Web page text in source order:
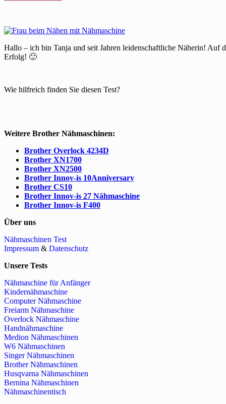
Hallo – ich bin Tanja und seit Jahren leidenschaftliche Näherin! Auf
Erfolg! 🙂
Wie hilfreich finden Sie diesen Test?
Weitere Brother Nähmaschinen:
Brother Overlock 4234D
Brother XN1700
Brother XN2500
Brother Innov-is 10Anniversary
Brother CS10
Brother Innov-is 27 Nähmaschine
Brother Innov-is F400
Über uns
Nähmaschinen Test
Impressum & Datenschutz
Unsere Tests
Nähmaschine für Anfänger
Kindernähmaschine
Computer Nähmaschine
Freiarm Nähmaschine
Overlock Nähmaschine
Handnähmaschine
Medion Nähmaschinen
W6 Nähmaschinen
Singer Nähmaschinen
Brother Nähmaschinen
Husqvarna Nähmaschinen
Bernina Nähmaschinen
Nähmaschinentisch